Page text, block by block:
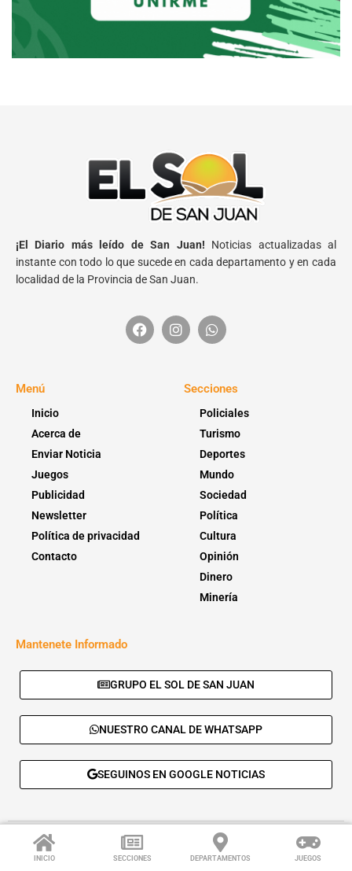
INICIO SECCIONES DEPARTAMENTOS JUEGOS
¡El Diario más leído de San Juan! Noticias actualizadas al
instante con todo lo que sucede en cada departamento y en cada
localidad de la Provincia de San Juan.
Menú
Inicio
Acerca de
Enviar Noticia
Juegos
Publicidad
Newsletter
Política de privacidad
Contacto
Secciones
Policiales
Turismo
Deportes
Mundo
Sociedad
Política
Cultura
Opinión
Dinero
Minería
Mantenete Informado
GRUPO EL SOL DE SAN JUAN
NUESTRO CANAL DE WHATSAPP
SEGUINOS EN GOOGLE NOTICIAS
© 2026 - El Sol de San Juan. Todos los derechos reservados. |
Desarrolla:
Daskalos Solutions